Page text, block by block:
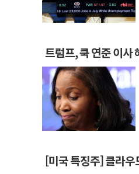
트럼프, 쿡 연준 이
[미국 특징주] 클라